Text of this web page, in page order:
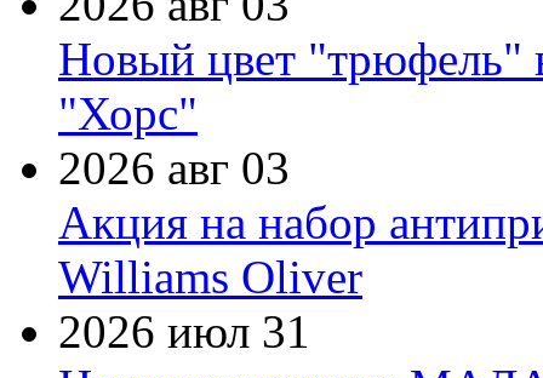
Новый цвет "трюфель"
"Хорс"
2026 авг 03
Акция на набор
Williams Oliver
2026 июл 31